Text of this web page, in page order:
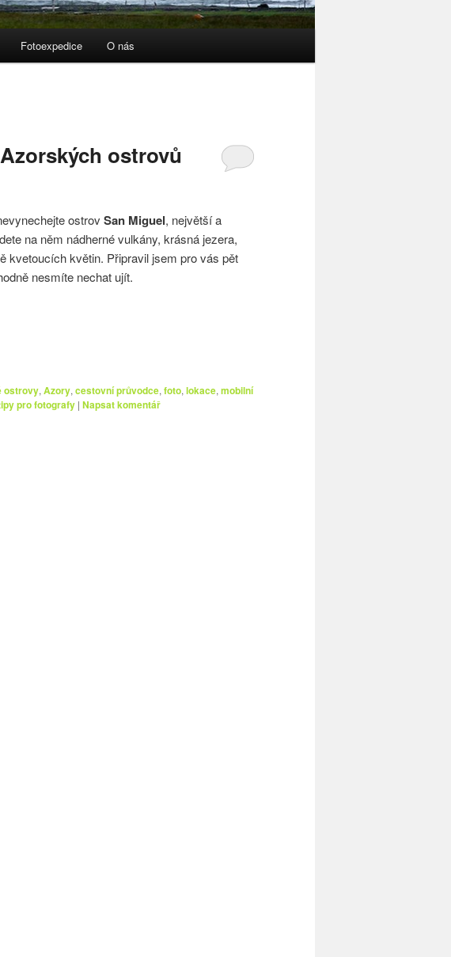
Fotoexpedice O nás
ostrovů
ostrov San Miguel, největší a
na něm nádherné vulkány, krásná jezera,
kvetoucích květin. Připravil jsem pro vás pět
nesmíte nechat ujít.
ostrovy, Azory, cestovní průvodce, foto, lokace, mobilní
pro fotografy | Napsat komentář